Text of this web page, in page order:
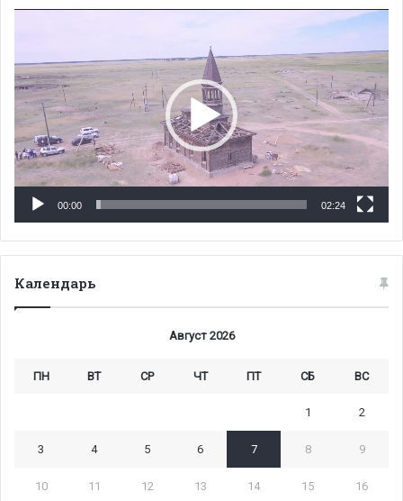
00:00 02:24
Календарь
Август 2026
ПН ВТ СР ЧТ ПТ СБ ВС
1 2
3 4 5 6 7 8 9
10 11 12 13 14 15 16